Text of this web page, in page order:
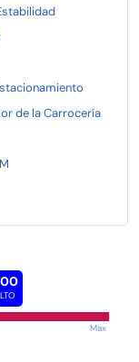
de la Carrocería
Max